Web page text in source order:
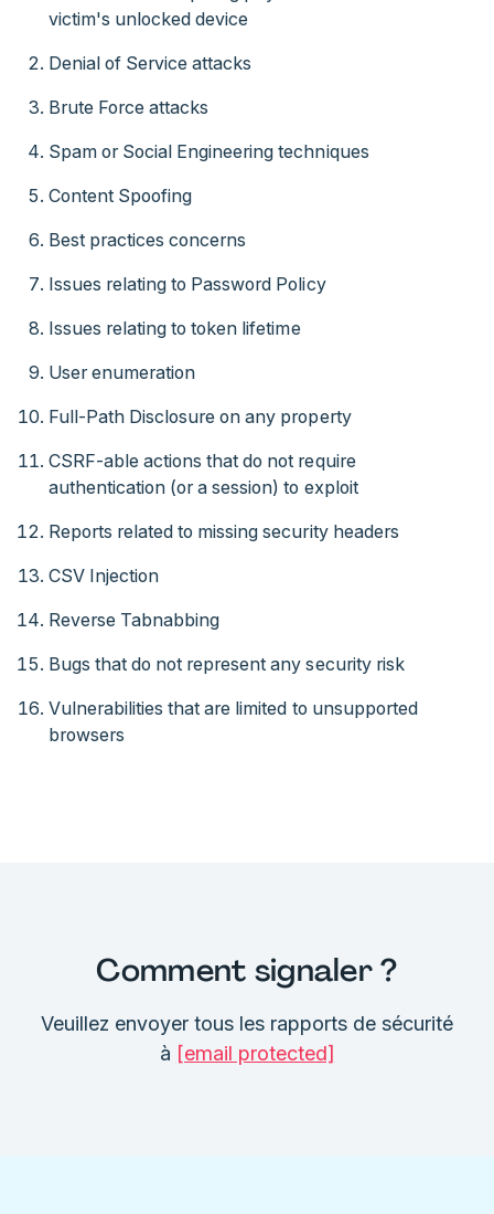
victim's unlocked device
Denial of Service attacks
Brute Force attacks
Spam or Social Engineering techniques
Content Spoofing
Best practices concerns
Issues relating to Password Policy
Issues relating to token lifetime
User enumeration
Full-Path Disclosure on any property
CSRF-able actions that do not require
authentication (or a session) to exploit
Reports related to missing security headers
CSV Injection
Reverse Tabnabbing
Bugs that do not represent any security risk
Vulnerabilities that are limited to unsupported
browsers
Comment signaler ?
Veuillez envoyer tous les rapports de sécurité
à [email protected]